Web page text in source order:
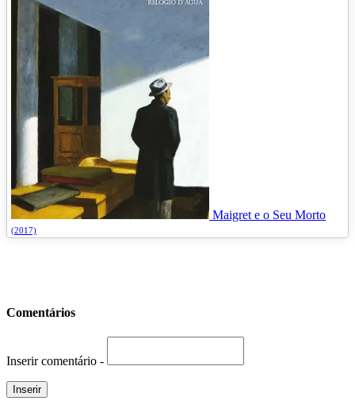
Maigret e o Seu Morto
(2017)
Comentários
Inserir comentário -